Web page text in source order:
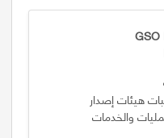
هيئات إصدار
والخدمات